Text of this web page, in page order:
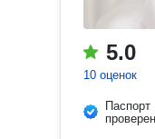
5.0
10 оценок
Паспорт
проверен